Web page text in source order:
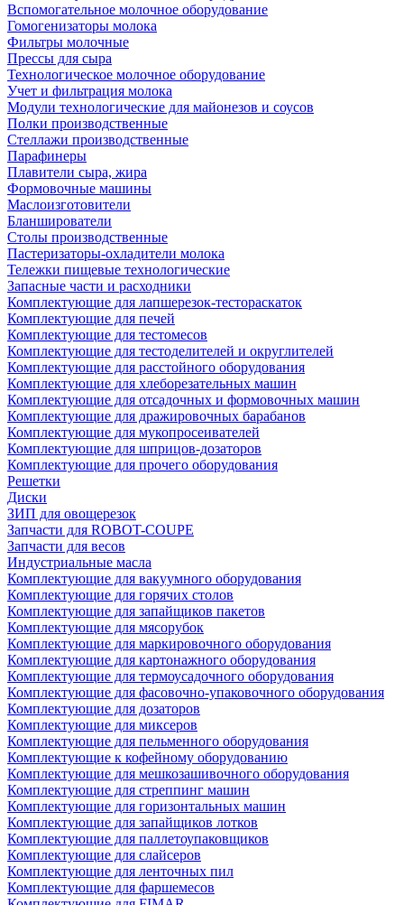
Вспомогательное молочное оборудование
Гомогенизаторы молока
Фильтры молочные
Прессы для сыра
Технологическое молочное оборудование
Учет и фильтрация молока
Модули технологические для майонезов и соусов
Полки производственные
Стеллажи производственные
Парафинеры
Плавители сыра, жира
Формовочные машины
Маслоизготовители
Бланширователи
Столы производственные
Пастеризаторы-охладители молока
Тележки пищевые технологические
Запасные части и расходники
Комплектующие для лапшерезок-тестораскаток
Комплектующие для печей
Комплектующие для тестомесов
Комплектующие для тестоделителей и округлителей
Комплектующие для расстойного оборудования
Комплектующие для хлеборезательных машин
Комплектующие для отсадочных и формовочных машин
Комплектующие для дражировочных барабанов
Комплектующие для мукопросеивателей
Комплектующие для шприцов-дозаторов
Комплектующие для прочего оборудования
Решетки
Диски
ЗИП для овощерезок
Запчасти для ROBOT-COUPE
Запчасти для весов
Индустриальные масла
Комплектующие для вакуумного оборудования
Комплектующие для горячих столов
Комплектующие для запайщиков пакетов
Комплектующие для мясорубок
Комплектующие для маркировочного оборудования
Комплектующие для картонажного оборудования
Комплектующие для термоусадочного оборудования
Комплектующие для фасовочно-упаковочного оборудования
Комплектующие для дозаторов
Комплектующие для миксеров
Комплектующие для пельменного оборудования
Комплектующие к кофейному оборудованию
Комплектующие для мешкозашивочного оборудования
Комплектующие для стреппинг машин
Комплектующие для горизонтальных машин
Комплектующие для запайщиков лотков
Комплектующие для паллетоупаковщиков
Комплектующие для слайсеров
Комплектующие для ленточных пил
Комплектующие для фаршемесов